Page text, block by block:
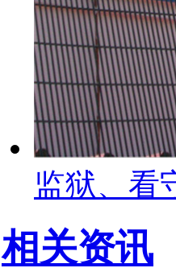
监狱、看
相关资讯